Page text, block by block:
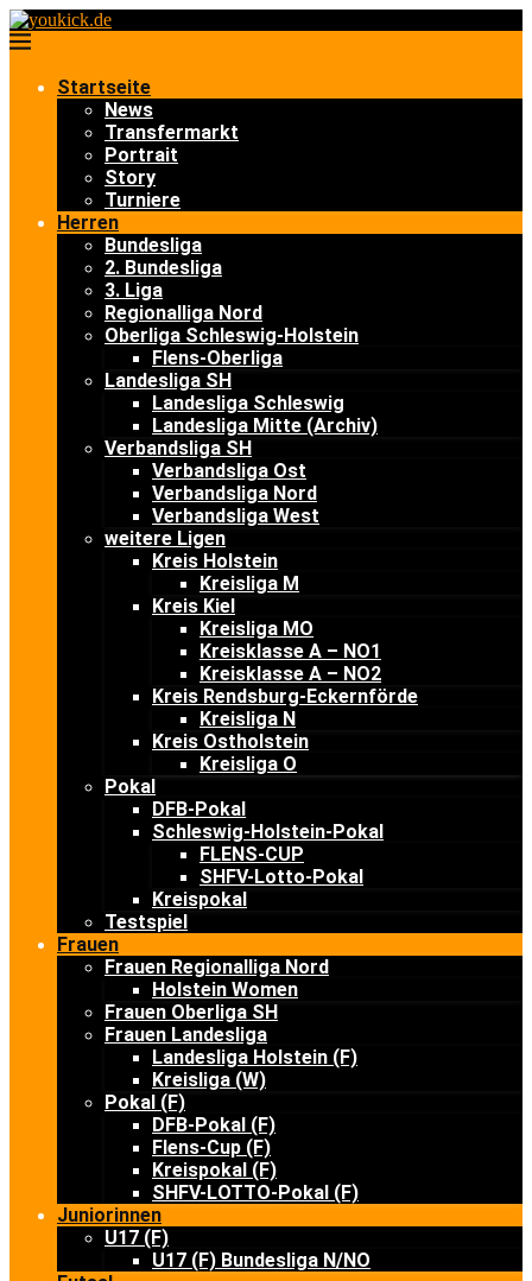
Startseite
News
Transfermarkt
Portrait
Story
Turniere
Herren
Bundesliga
2. Bundesliga
3. Liga
Regionalliga Nord
Oberliga Schleswig-Holstein
Flens-Oberliga
Landesliga SH
Landesliga Schleswig
Landesliga Mitte (Archiv)
Verbandsliga SH
Verbandsliga Ost
Verbandsliga Nord
Verbandsliga West
weitere Ligen
Kreis Holstein
Kreisliga M
Kreis Kiel
Kreisliga MO
Kreisklasse A – NO1
Kreisklasse A – NO2
Kreis Rendsburg-Eckernförde
Kreisliga N
Kreis Ostholstein
Kreisliga O
Pokal
DFB-Pokal
Schleswig-Holstein-Pokal
FLENS-CUP
SHFV-Lotto-Pokal
Kreispokal
Testspiel
Frauen
Frauen Regionalliga Nord
Holstein Women
Frauen Oberliga SH
Frauen Landesliga
Landesliga Holstein (F)
Kreisliga (W)
Pokal (F)
DFB-Pokal (F)
Flens-Cup (F)
Kreispokal (F)
SHFV-LOTTO-Pokal (F)
Juniorinnen
U17 (F)
U17 (F) Bundesliga N/NO